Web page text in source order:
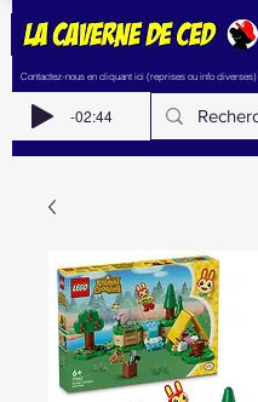
Contactez-nous en cliquant ici (reprises ou info diverses)
-02:44